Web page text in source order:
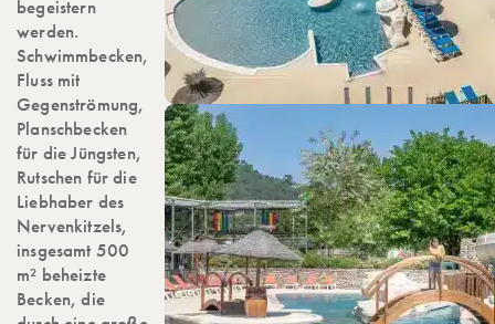
begeistern
werden.
Schwimmbecken,
Fluss mit
Gegenströmung,
Planschbecken
für die Jüngsten,
Rutschen für die
Liebhaber des
Nervenkitzels,
insgesamt 500
m² beheizte
Becken, die